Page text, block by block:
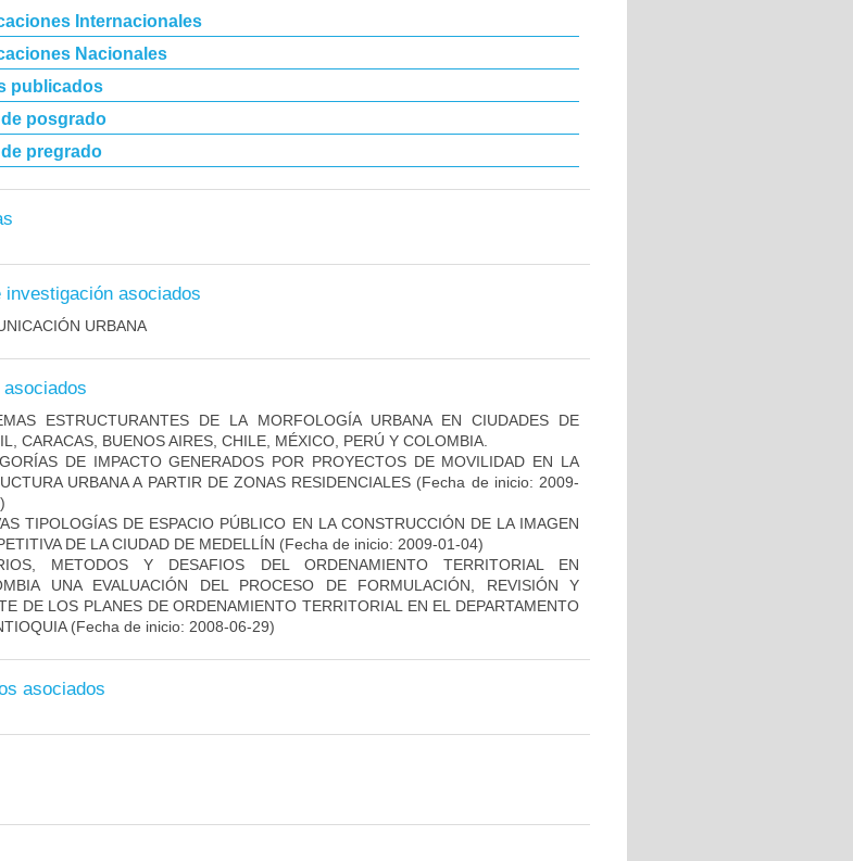
Internacionales
Nacionales
publicados
posgrado
pregrado
investigación asociados
URBANA
ESTRUCTURANTES DE LA MORFOLOGÍA URBANA EN CIUDADES DE
CARACAS, BUENOS AIRES, CHILE, MÉXICO, PERÚ Y COLOMBIA.
DE IMPACTO GENERADOS POR PROYECTOS DE MOVILIDAD EN LA
URBANA A PARTIR DE ZONAS RESIDENCIALES (Fecha de inicio: 2009-
TIPOLOGÍAS DE ESPACIO PÚBLICO EN LA CONSTRUCCIÓN DE LA IMAGEN
DE LA CIUDAD DE MEDELLÍN (Fecha de inicio: 2009-01-04)
METODOS Y DESAFIOS DEL ORDENAMIENTO TERRITORIAL EN
UNA EVALUACIÓN DEL PROCESO DE FORMULACIÓN, REVISIÓN Y
DE LOS PLANES DE ORDENAMIENTO TERRITORIAL EN EL DEPARTAMENTO
(Fecha de inicio: 2008-06-29)
asociados